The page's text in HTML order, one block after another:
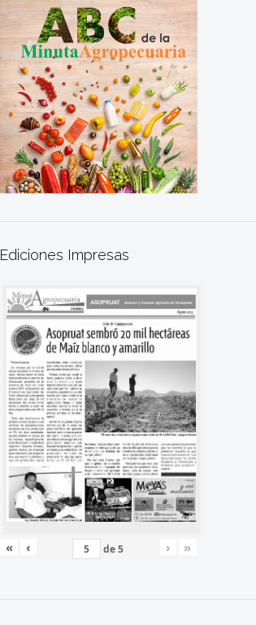
Ediciones Impresas
« ‹ de5 › »